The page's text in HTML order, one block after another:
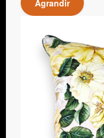
Agrandir